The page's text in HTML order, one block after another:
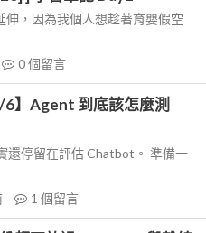
，因為我個人想趁著育嬰假空
0個留言
6】Agent 到底該怎麼測
還停留在評估 Chatbot。 準備一
1 個留言